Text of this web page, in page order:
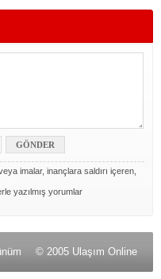
imalar, inançlara saldırı içeren,
yazılmış yorumlar
© 2005 Ulaşım Online